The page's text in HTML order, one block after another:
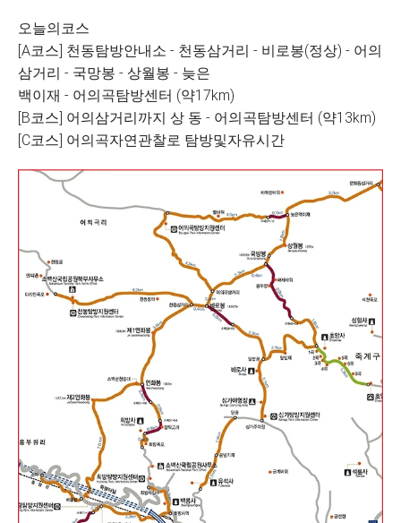
오늘의코스
[A코스] 천동탐방안내소 - 천동삼거리 - 비로봉(정상) - 어의
삼거리 - 국망봉 - 상월봉 - 늦은
백이재 - 어의곡탐방센터 (약17km)
[B코스] 어의삼거리까지 상 동 - 어의곡탐방센터 (약13km)
[C코스] 어의곡자연관찰로 탐방및자유시간